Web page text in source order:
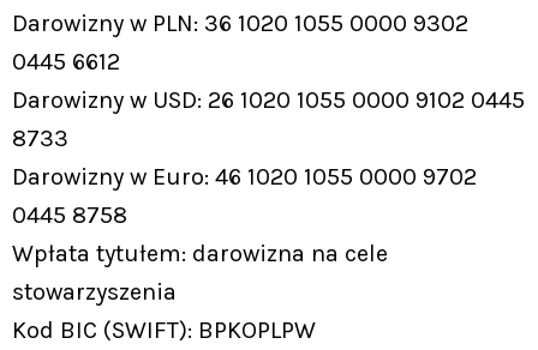
Darowizny w PLN: 36 1020 1055 0000 9302
0445 6612
Darowizny w USD: 26 1020 1055 0000 9102 0445
8733
Darowizny w Euro: 46 1020 1055 0000 9702
0445 8758
Wpłata tytułem: darowizna na cele
stowarzyszenia
Kod BIC (SWIFT): BPKOPLPW